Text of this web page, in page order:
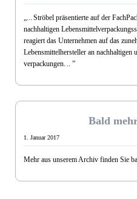
Ströbel präsentierte auf der
nachhaltigen
reagiert das Unternehmen auf das
Lebensmittelhersteller an
verpackungen.
.. ”
Bald
1. Januar 2017
Mehr aus unserem Archiv finden Sie